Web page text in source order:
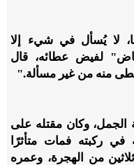
لا يُسأل في شيء إلا
لفيض عطائه، قال
منه من غير مسألة."
وكان مقتله على
ركبته فمات متأثرًا
من الهجرة، وعمره